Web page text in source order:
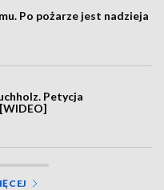
Po pożarze jest nadzieja
Petycja